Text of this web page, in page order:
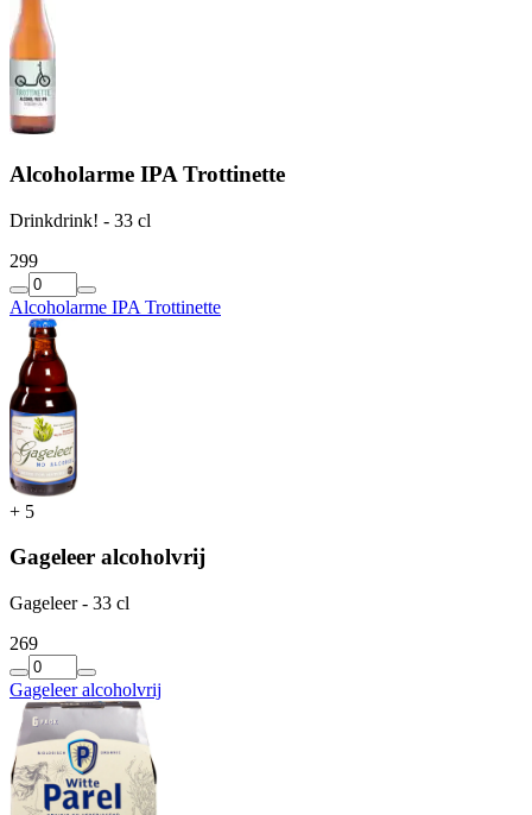
Alcoholarme IPA Trottinette
Drinkdrink! - 33 cl
299
Alcoholarme IPA Trottinette
+ 5
Gageleer alcoholvrij
Gageleer - 33 cl
269
Gageleer alcoholvrij